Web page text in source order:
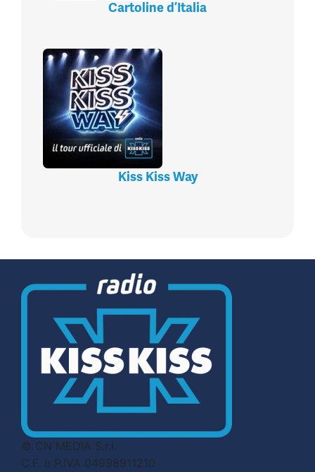
Cartoline d’Italia
Kiss Kiss Way
© CN MEDIA S.r.l.
C.F. e P.IVA 04998911210